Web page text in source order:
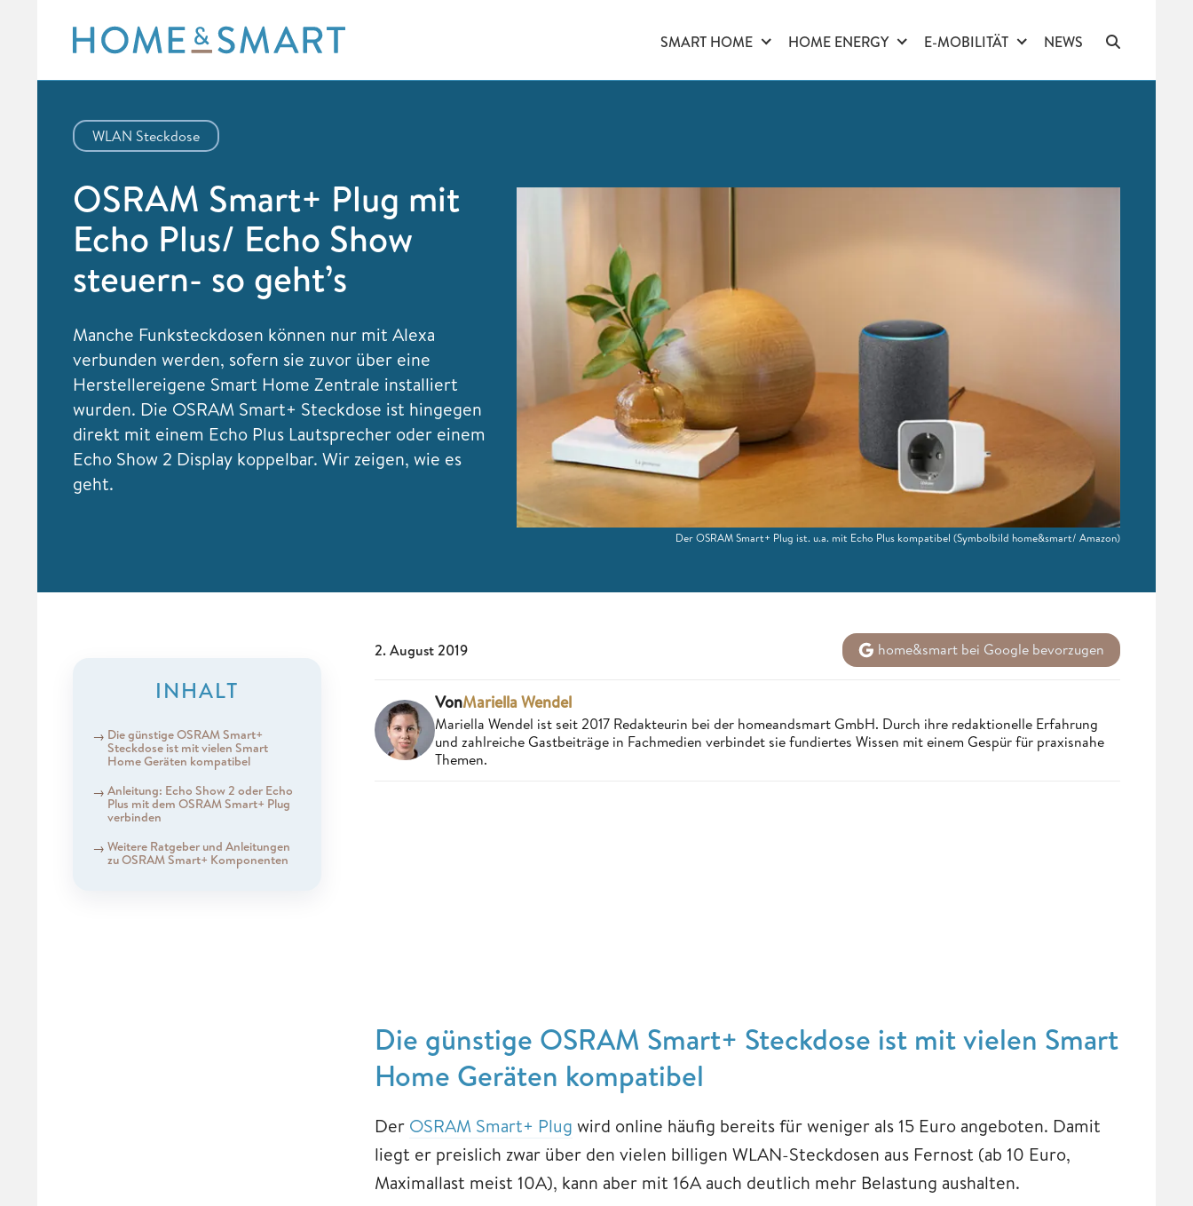
content
SMART HOME HOME ENERGY E-MOBILITÄT NEWS
WLAN Steckdose
OSRAM Smart+ Plug mit
Echo Plus/ Echo Show
steuern- so geht’s
Manche Funksteckdosen können nur mit Alexa
verbunden werden, sofern sie zuvor über eine
Herstellereigene Smart Home Zentrale installiert
wurden. Die OSRAM Smart+ Steckdose ist hingegen
direkt mit einem Echo Plus Lautsprecher oder einem
Echo Show 2 Display koppelbar. Wir zeigen, wie es
geht.
Der OSRAM Smart+ Plug ist. u.a. mit Echo Plus kompatibel (Symbolbild home&smart/ Amazon)
INHALT
Die günstige OSRAM Smart+
Steckdose ist mit vielen Smart
Home Geräten kompatibel
Anleitung: Echo Show 2 oder Echo
Plus mit dem OSRAM Smart+ Plug
verbinden
Weitere Ratgeber und Anleitungen
zu OSRAM Smart+ Komponenten
2. August 2019 home&smart bei Google bevorzugen
VonMariella Wendel
Mariella Wendel ist seit 2017 Redakteurin bei der homeandsmart GmbH. Durch ihre redaktionelle Erfahrung
und zahlreiche Gastbeiträge in Fachmedien verbindet sie fundiertes Wissen mit einem Gespür für praxisnahe
Themen.
Die günstige OSRAM Smart+ Steckdose ist mit vielen Smart
Home Geräten kompatibel
Der OSRAM Smart+ Plug wird online häufig bereits für weniger als 15 Euro angeboten. Damit
liegt er preislich zwar über den vielen billigen WLAN-Steckdosen aus Fernost (ab 10 Euro,
Maximallast meist 10A), kann aber mit 16A auch deutlich mehr Belastung aushalten.